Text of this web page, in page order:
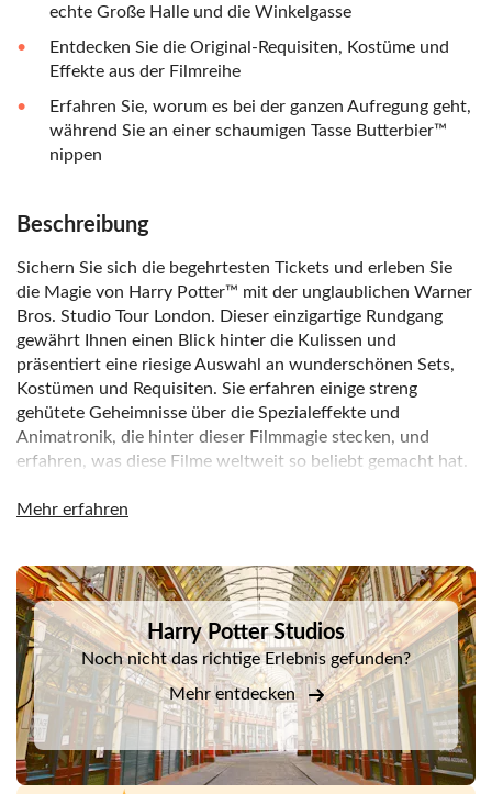
echte Große Halle und die Winkelgasse
Entdecken Sie die Original-Requisiten, Kostüme und
Effekte aus der Filmreihe
Erfahren Sie, worum es bei der ganzen Aufregung geht,
während Sie an einer schaumigen Tasse Butterbier™
nippen
Beschreibung
Sichern Sie sich die begehrtesten Tickets und erleben Sie
die Magie von Harry Potter™ mit der unglaublichen Warner
Bros. Studio Tour London. Dieser einzigartige Rundgang
gewährt Ihnen einen Blick hinter die Kulissen und
präsentiert eine riesige Auswahl an wunderschönen Sets,
Kostümen und Requisiten. Sie erfahren einige streng
gehütete Geheimnisse über die Spezialeffekte und
Animatronik, die hinter dieser Filmmagie stecken, und
erfahren, was diese Filme weltweit so beliebt gemacht hat.
Betreten Sie Gleis 9 ¾ und betreten Sie die originale
und mit einem Gepäckwagen zu posieren, während dieser
durch die berühmte Bahnsteigwand verschwindet. Die
Szenen mit dem fahrenden Zug wurden in den Studios
gedreht, darunter auch die letzte Szene, in der die
erwachsenen Harry, Ron und Hermine ihren Kindern zum
Abschied nach Hogwarts winken.
Betreten Sie die brandneue Gringotts Zaubererbank in der
Winkelgasse und entdecken Sie die magischen Schätze
darin. Besuchen Sie Bellatrix Lestranges Verlies und finden
Mehr erfahren
DSA1Harry Potter Studios
Harry Potter Studios
Noch nicht das richtige Erlebnis gefunden?
Mehr entdecken